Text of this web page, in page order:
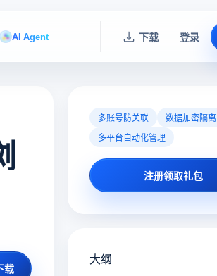
AI Agent 下载 登录
载
多账号防关联
数据加密隔离
多平台自动化管理
注册领取礼包
大纲